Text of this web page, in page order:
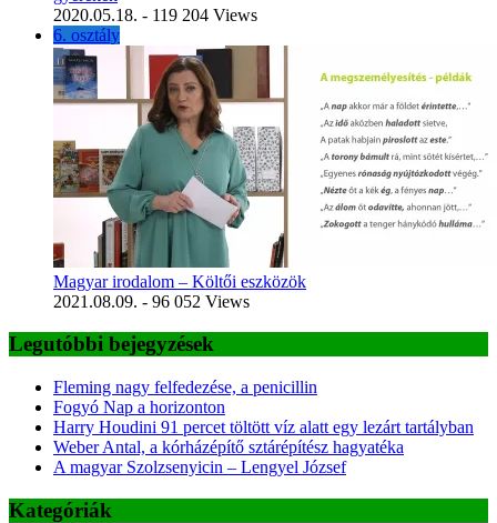
2020.05.18. - 119 204 Views
6. osztály
Magyar irodalom – Költői eszközök
2021.08.09. - 96 052 Views
Legutóbbi bejegyzések
Fleming nagy felfedezése, a penicillin
Fogyó Nap a horizonton
Harry Houdini 91 percet töltött víz alatt egy lezárt tartályban
Weber Antal, a kórházépítő sztárépítész hagyatéka
A magyar Szolzsenyicin – Lengyel József
Kategóriák